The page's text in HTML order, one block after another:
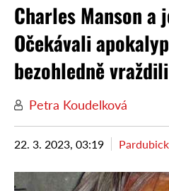
Charles Manson a
Očekávali
bezohledně vraždili
Petra Koudelková
22. 3. 2023, 03:19